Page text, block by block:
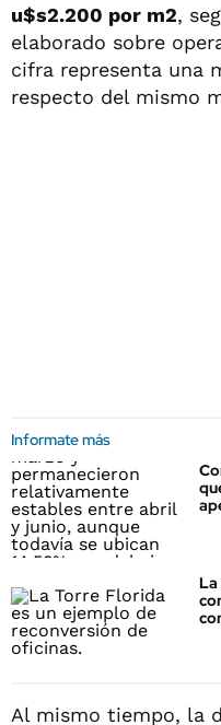
u$s2.200 por m2,
elaborado sobre
cifra representa una
respecto del mismo
Informate más
La
Al mismo tiempo, la